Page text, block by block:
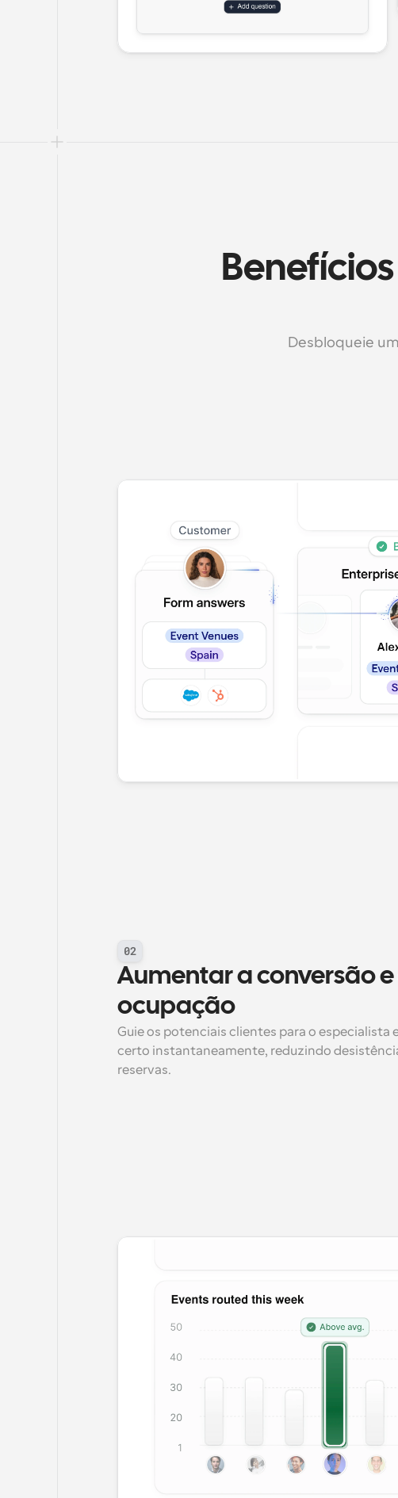
Desbloqueie
02
Aumentar a conversão e
ocupação
Guie os potenciais clientes para o especialista
certo instantaneamente, reduzindo
reservas.